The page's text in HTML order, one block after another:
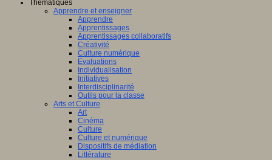
Thématiques
Apprendre et enseigner
Apprendre
Apprentissages
Apprentissages collaboratifs
Créativité
Culture numérique
Evaluations
Individualisation
Initiatives
Interdisciplinarité
Outils pour la classe
Arts et Culture
Art
Cinéma
Culture
Culture et numérique
Dispositifs de médiation
Littérature